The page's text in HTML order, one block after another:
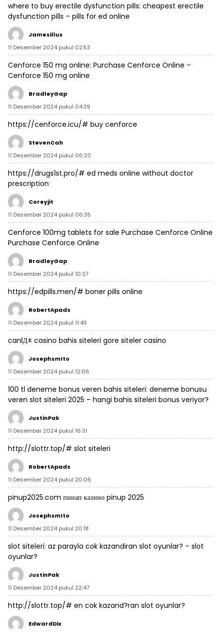
where to buy erectile dysfunction pills: cheapest erectile
dysfunction pills – pills for ed online
Jamesillus
11 Desember 2024 pukul 02:53
Cenforce 150 mg online: Purchase Cenforce Online –
Cenforce 150 mg online
BradleyGap
11 Desember 2024 pukul 04:39
https://cenforce.icu/# buy cenforce
StevenCah
11 Desember 2024 pukul 06:20
https://drugs1st.pro/# ed meds online without doctor
prescription
Coreyjit
11 Desember 2024 pukul 06:35
Cenforce 100mg tablets for sale Purchase Cenforce Online
Purchase Cenforce Online
BradleyGap
11 Desember 2024 pukul 10:37
https://edpills.men/# boner pills online
RobertApads
11 Desember 2024 pukul 11:49
canlД± casino bahis siteleri gore siteler casino
JosephsmIto
11 Desember 2024 pukul 12:06
100 tl deneme bonus veren bahis siteleri: deneme bonusu
veren slot siteleri 2025 – hangi bahis siteleri bonus veriyor?
JustinPak
11 Desember 2024 pukul 16:31
http://slottr.top/# slot siteleri
RobertApads
11 Desember 2024 pukul 20:06
pinup2025.com пинап казино pinup 2025
JosephsmIto
11 Desember 2024 pukul 20:18
slot siteleri: az parayla cok kazandiran slot oyunlar? – slot
oyunlar?
JustinPak
11 Desember 2024 pukul 22:47
http://slottr.top/# en cok kazand?ran slot oyunlar?
EdwardDix